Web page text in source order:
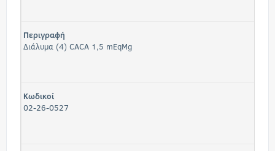
Περιγραφή
Διάλυμα (4) CACA 1,5 mEqMg
Κωδικοί
02-26-0527